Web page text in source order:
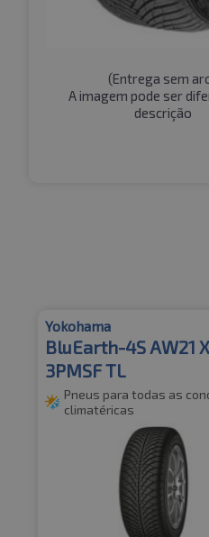
(Entrega sem
A imagem pode ser
descrição
Yokohama
BluEarth-4S AW21
3PMSF TL
Pneus para todas as
climatéricas